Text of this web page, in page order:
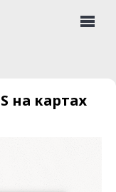
на картах